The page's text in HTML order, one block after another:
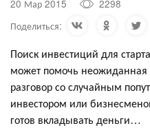
20 Мар 2015
2298
Поделиться:
Поиск инвестиций для
может помочь неожиданная
разговор со случайным
инвестором или
готов вкладывать деньги…